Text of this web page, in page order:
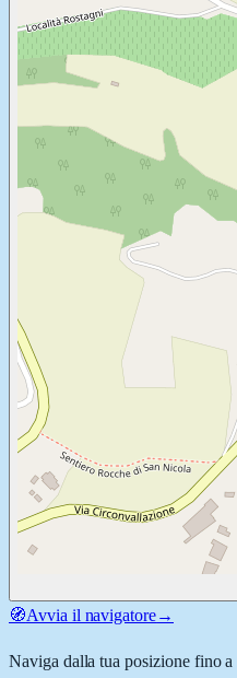
🧭Avvia il navigatore→
Naviga dalla tua posizione fino a